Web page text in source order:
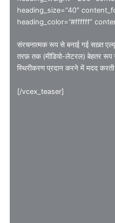
heading_size=”40″
heading_color=”#ffffff”
संरचनात्मक रूप से बनाई गई सख़्त
तरफ़ तक (मीडियो-लेटरल) बेहतर
स्थिरीकरण प्रदान करने में मदद
[/vcex_teaser]